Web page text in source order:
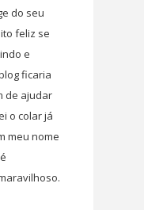
do seu
feliz se
e
ficaria
de ajudar
o colar já
meu nome